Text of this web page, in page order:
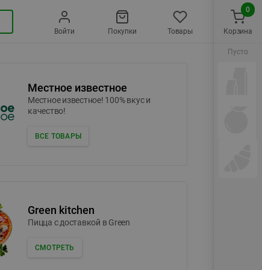
Войти Покупки Товары
Местное известное
Местное известное! 100% вкус и
качество!
ВСЕ ТОВАРЫ
Green kitchen
Пицца c доставкой в Green
СМОТРЕТЬ
Корзина
0
Пусто